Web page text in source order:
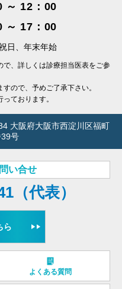
～ 12：00
～ 17：00
日、年末年始
、詳しくは診療担当医表をご参
ので、予めご了承下さい。
ております。
大阪府大阪市西淀川区福町
号
い合せ
（代表）
ら
よくある質問